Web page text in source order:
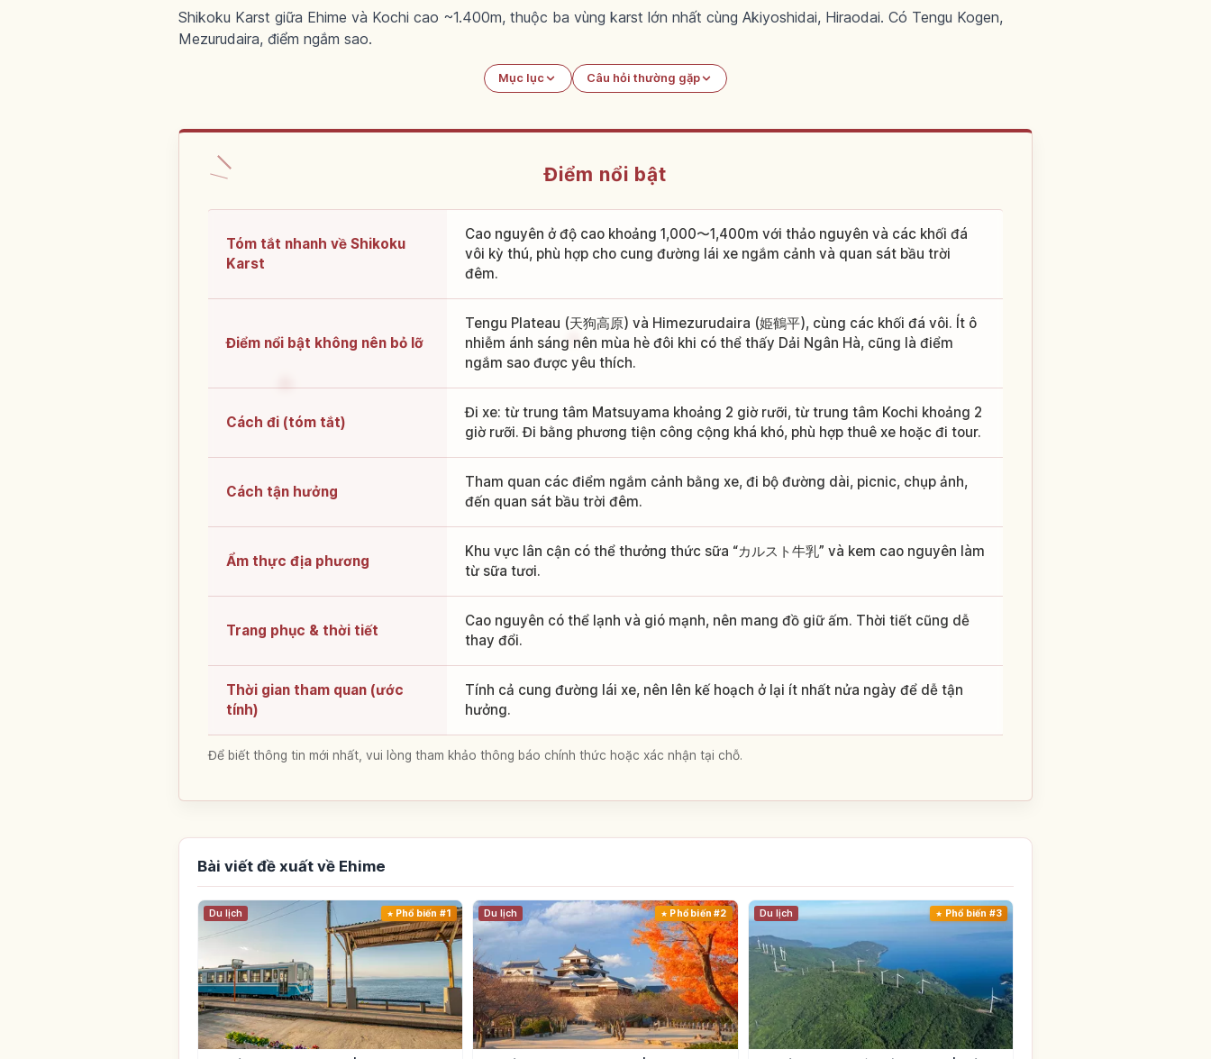
Shikoku Karst giữa Ehime và Kochi cao ~1.400m, thuộc ba vùng karst lớn nhất cùng Akiyoshidai, Hiraodai. Có Tengu Kogen,
Mezurudaira, điểm ngắm sao.
Mục lục Câu hỏi thường gặp
Điểm nổi bật
Tóm tắt nhanh về Shikoku
Karst
Cao nguyên ở độ cao khoảng 1,000〜1,400m với thảo nguyên và các khối đá
vôi kỳ thú, phù hợp cho cung đường lái xe ngắm cảnh và quan sát bầu trời
đêm.
Điểm nổi bật không nên bỏ lỡ
Tengu Plateau (天狗高原) và Himezurudaira (姫鶴平), cùng các khối đá vôi. Ít ô
nhiễm ánh sáng nên mùa hè đôi khi có thể thấy Dải Ngân Hà, cũng là điểm
ngắm sao được yêu thích.
Cách đi (tóm tắt)
Đi xe: từ trung tâm Matsuyama khoảng 2 giờ rưỡi, từ trung tâm Kochi khoảng 2
giờ rưỡi. Đi bằng phương tiện công cộng khá khó, phù hợp thuê xe hoặc đi tour.
Cách tận hưởng
Tham quan các điểm ngắm cảnh bằng xe, đi bộ đường dài, picnic, chụp ảnh,
đến quan sát bầu trời đêm.
Ẩm thực địa phương
Khu vực lân cận có thể thưởng thức sữa “カルスト牛乳” và kem cao nguyên làm
từ sữa tươi.
Trang phục & thời tiết
Cao nguyên có thể lạnh và gió mạnh, nên mang đồ giữ ấm. Thời tiết cũng dễ
thay đổi.
Thời gian tham quan (ước
tính)
Tính cả cung đường lái xe, nên lên kế hoạch ở lại ít nhất nửa ngày để dễ tận
hưởng.
Để biết thông tin mới nhất, vui lòng tham khảo thông báo chính thức hoặc xác nhận tại chỗ.
Bài viết đề xuất về Ehime
Du lịch Phổ biến #1 Du lịch Phổ biến #2 Du lịch Phổ biến #3